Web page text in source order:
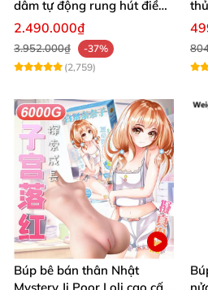
dâm tự động rung hút điều
khiển app từ xa cao cấp
2.490.000₫
3.952.000₫
-37%
(2,759)
Búp bê bán thân Nhật
Mystery Ji Poor Loli cao cấp